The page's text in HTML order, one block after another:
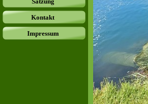
Kontakt
Impressum